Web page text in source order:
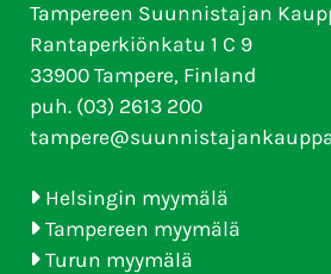
Tampereen Suunnistajan
Rantaperkiönkatu 1 C 9
33900 Tampere, Finland
puh. (03) 2613 200
Helsingin myymälä
Tampereen myymälä
Turun myymälä